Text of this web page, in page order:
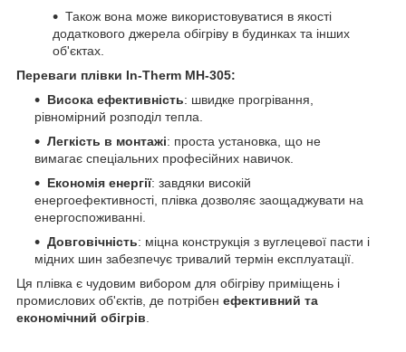
Також вона може використовуватися в якості
додаткового джерела обігріву в будинках та інших
об'єктах.
Переваги плівки In-Therm MH-305:
Висока ефективність: швидке прогрівання,
рівномірний розподіл тепла.
Легкість в монтажі: проста установка, що не
вимагає спеціальних професійних навичок.
Економія енергії: завдяки високій
енергоефективності, плівка дозволяє заощаджувати на
енергоспоживанні.
Довговічність: міцна конструкція з вуглецевої пасти і
мідних шин забезпечує тривалий термін експлуатації.
Ця плівка є чудовим вибором для обігріву приміщень і
промислових об'єктів, де потрібен ефективний та
економічний обігрів